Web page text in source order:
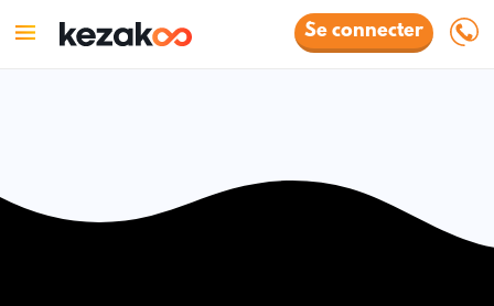
Se connecter